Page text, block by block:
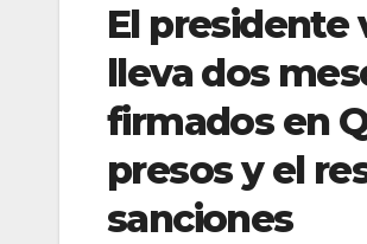
El presidente
lleva dos
firmados en
presos y el
sanciones